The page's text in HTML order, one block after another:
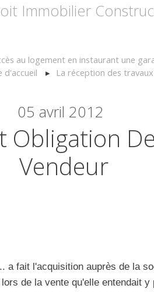
Immobilier
au logement en instaurant une
d'accueil
La réception des travaux
05 avril 2012
Obligation
Vendeur
a fait l'acquisition auprès de la
de la vente qu'elle entendait